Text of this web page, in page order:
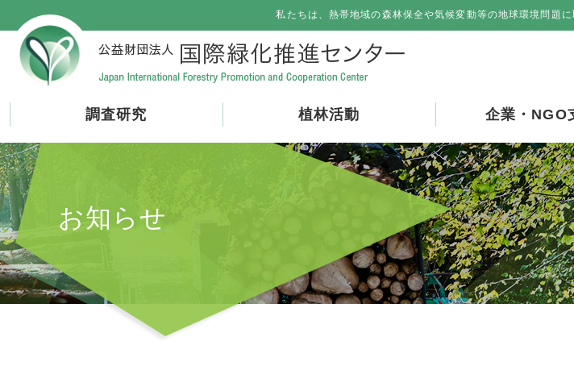
私たちは、熱帯地域の森林保全や気候変動等の地球環境問題に
調査研究 植林活動 企業・NGO
お知らせ